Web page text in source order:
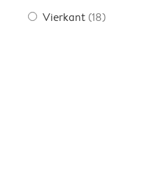
Vierkant (18)